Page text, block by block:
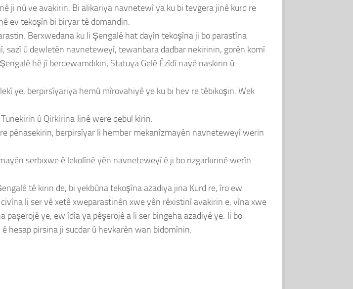
ji nû ve avakirin. Bi alikariya navnetewî ya ku bi tevgera jinê kurd re
ev tekoşîn bi biryar tê domandin.
Berxwedana ku li Şengalê hat dayîn tekoşîna ji bo parastîna
sazî û dewletên navneteweyî, tewanbara dadbar nekirinin, gorên komî
hê jî berdewamdikin; Statuya Gelê Êzîdî nayê naskirin û
ye, berpirsîyariya hemû mîrovahiyê ye ku bi hev re têbikoşin. Wek
û Qirkirina Jinê were qebul kirin.
pênasekirin, berpirsîyar li hember mekanîzmayên navneteweyî werin
serbixwe ê lekolînê yên navneteweyî ê ji bo rizgarkirinê werîn
tê kirin de, bi yekbûna tekoşîna azadiya jina Kurd re, îro ew
li ser vê xetê xweparastinên xwe yên rêxistinî avakirin e, vîna xwe
ye, ew îdîa ya pêşerojê a li ser bingeha azadiyê ye. Ji bo
hesap pirsina ji sucdar û hevkarên wan bidomînin.